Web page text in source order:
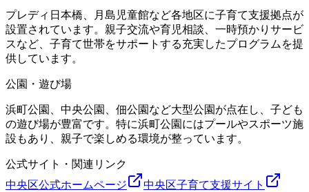
プレディ日本橋、月島児童館など各地区に子育て支援拠点が
設置されています。親子交流や育児相談、一時預かりサービ
スなど、子育て世帯をサポートする充実したプログラムを提
供しています。
公園・遊び場
浜町公園、中央公園、佃公園など大型公園が点在し、子ども
の遊び場が豊富です。特に浜町公園にはプールやスポーツ施
設もあり、親子で楽しめる環境が整っています。
公式サイト・関連リンク
中央区公式ホームページ
中央区子育て支援サイト